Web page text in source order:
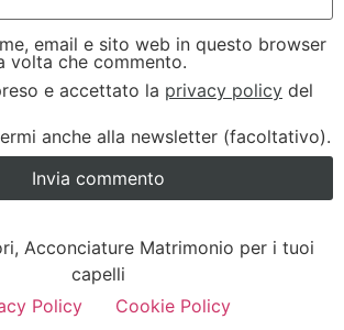
email e sito web in questo browser
volta che commento.
e accettato la privacy policy del
anche alla newsletter (facoltativo).
Acconciature Matrimonio per i tuoi
capelli
Policy
Cookie Policy